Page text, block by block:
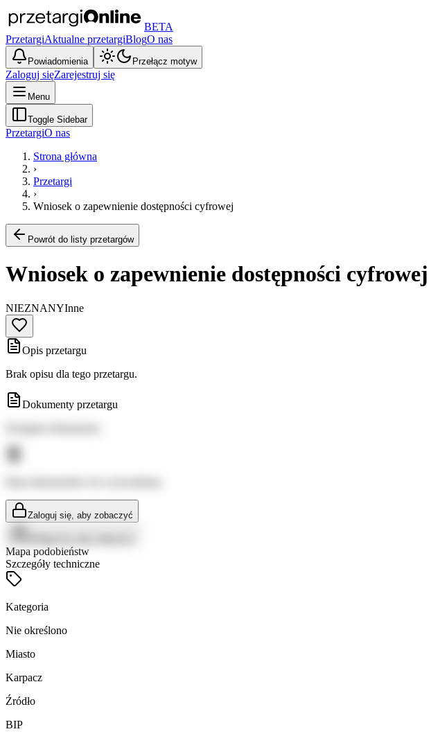
BETA
PrzetargiAktualne przetargiBlogO nas
Powiadomienia Przełącz motyw
Zaloguj sięZarejestruj się
Menu
Toggle Sidebar
PrzetargiO nas
Strona główna
›
Przetargi
›
Wniosek o zapewnienie dostępności cyfrowej
Powrót do listy przetargów
Wniosek o zapewnienie dostępności cyfrowej
NIEZNANYInne
Opis przetargu
Brak opisu dla tego przetargu.
Dokumenty przetargu
Zaloguj się, aby zobaczyć
Mapa podobieństw
Szczegóły techniczne
Kategoria
Nie określono
Miasto
Karpacz
Źródło
BIP